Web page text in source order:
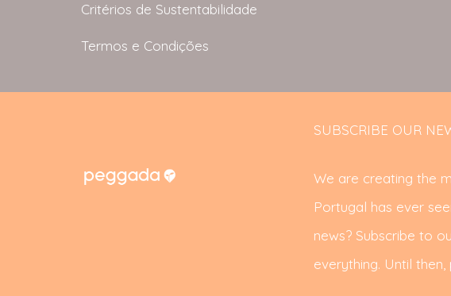
Critérios de Sustentabilidade
Termos e Condições
SUBSCRIBE OUR
We are creating the
Portugal has ever
news? Subscribe to
everything. Until